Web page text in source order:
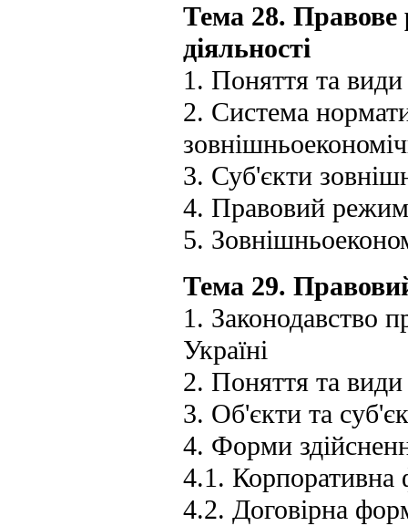
Тема 28. Правове
діяльності
1. Поняття та види
2. Система
3. Суб'єкти
4. Правовий режим
5.
Тема 29.
1. Законодавство
Україні
2. Поняття та види
3. Об'єкти та
4. Форми
4.1. Корпоративна
4.2. Договірна